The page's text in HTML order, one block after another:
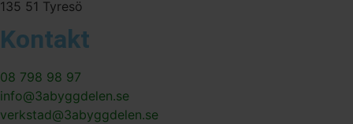
135 51 Tyresö
Kontakt
08 798 98 97
info@3abyggdelen.se
verkstad@3abyggdelen.se